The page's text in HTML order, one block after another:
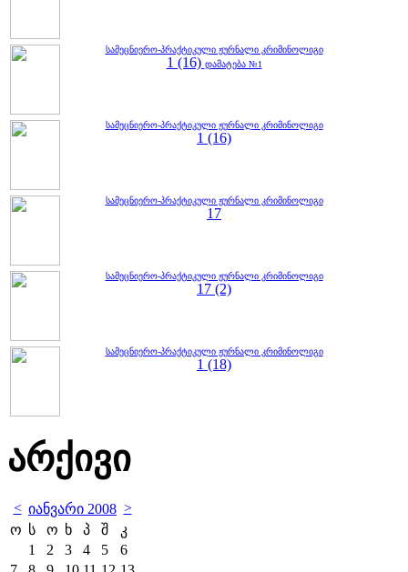
სამეცნიერო-პრაქტიკული ჟურნალი კრიმინოლიგი
1 (16) დამატება №1
სამეცნიერო-პრაქტიკული ჟურნალი კრიმინოლიგი
1 (16)
სამეცნიერო-პრაქტიკული ჟურნალი კრიმინოლიგი
17
სამეცნიერო-პრაქტიკული ჟურნალი კრიმინოლიგი
17 (2)
სამეცნიერო-პრაქტიკული ჟურნალი კრიმინოლიგი
1 (18)
არქივი
< იანვარი 2008 >
ო ს ო ხ პ შ
კ
1
2 3 4 5
6